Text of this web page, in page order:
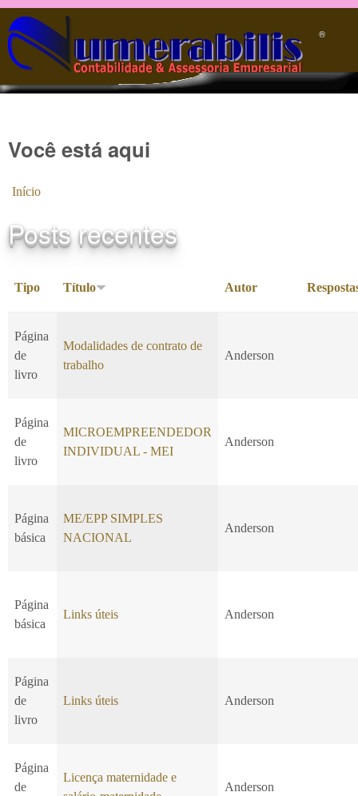
Pular para o conteúdo principal
®️
Você está aqui
Início
Posts recentes
Tipo Título Autor
Página
de
livro
Modalidades de contrato de
trabalho
Anderson
Página
de
livro
MICROEMPREENDEDOR
INDIVIDUAL - MEI
Anderson
Página
básica
ME/EPP SIMPLES
NACIONAL
Anderson
Página
básica
Links úteis Anderson
Página
de
livro
Links úteis Anderson
Página
de
Licença maternidade e
Anderson